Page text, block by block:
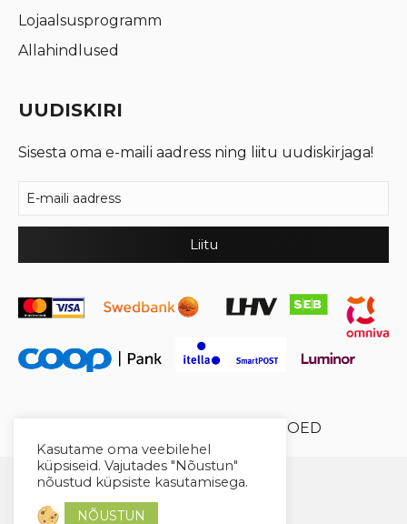
Lojaalsusprogramm
Allahindlused
UUDISKIRI
Sisesta oma e-maili aadress ning liitu uudiskirjaga!
XYSUM E-POED
Kasutame oma veebilehel
küpsiseid. Vajutades "Nõustun"
nõustud küpsiste kasutamisega.
NÕUSTUN